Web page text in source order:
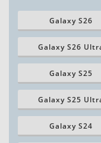
Galaxy S26
Galaxy S26
Galaxy S25
Galaxy S25
Galaxy S24